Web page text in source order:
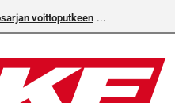
voittoputkeen